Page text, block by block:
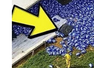
WN
LABUANBAJO
WN
BORNEO